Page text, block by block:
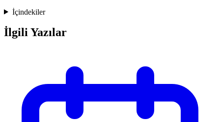
İçindekiler
İlgili Yazılar